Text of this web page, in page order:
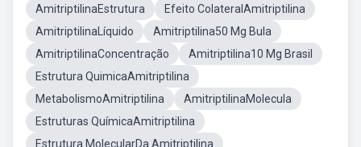
AmitriptilinaEstrutura
Efeito ColateralAmitriptilina
AmitriptilinaLíquido
Amitriptilina50 Mg Bula
AmitriptilinaConcentração
Amitriptilina10 Mg Brasil
Estrutura QuimicaAmitriptilina
MetabolismoAmitriptilina
AmitriptilinaMolecula
Estruturas QuímicaAmitriptilina
Estrutura MolecularDa Amitriptilina